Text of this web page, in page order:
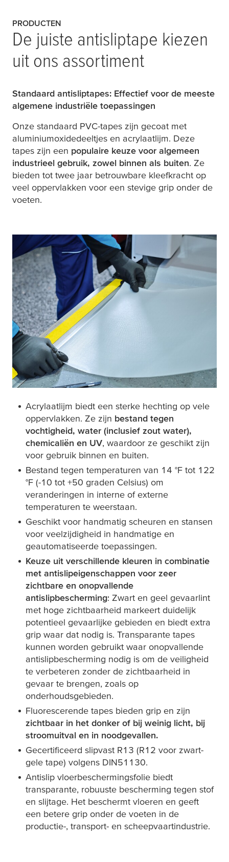
PRODUCTEN
De juiste antisliptape kiezen
uit ons assortiment
Standaard antisliptapes: Effectief voor de meeste
algemene industriële toepassingen
Onze standaard PVC-tapes zijn gecoat met
aluminiumoxidedeeltjes en acrylaatlijm. Deze
tapes zijn een populaire keuze voor algemeen
industrieel gebruik, zowel binnen als buiten. Ze
bieden tot twee jaar betrouwbare kleefkracht op
veel oppervlakken voor een stevige grip onder de
voeten.
Acrylaatlijm biedt een sterke hechting op vele
oppervlakken. Ze zijn bestand tegen
vochtigheid, water (inclusief zout water),
chemicaliën en UV, waardoor ze geschikt zijn
voor gebruik binnen en buiten.
Bestand tegen temperaturen van 14 °F tot 122
°F (-10 tot +50 graden Celsius) om
veranderingen in interne of externe
temperaturen te weerstaan.
Geschikt voor handmatig scheuren en stansen
voor veelzijdigheid in handmatige en
geautomatiseerde toepassingen.
Keuze uit verschillende kleuren in combinatie
met antislipeigenschappen voor zeer
zichtbare en onopvallende
antislipbescherming: Zwart en geel gevaarlint
met hoge zichtbaarheid markeert duidelijk
potentieel gevaarlijke gebieden en biedt extra
grip waar dat nodig is. Transparante tapes
kunnen worden gebruikt waar onopvallende
antislipbescherming nodig is om de veiligheid
te verbeteren zonder de zichtbaarheid in
gevaar te brengen, zoals op
onderhoudsgebieden.
Fluorescerende tapes bieden grip en zijn
zichtbaar in het donker of bij weinig licht, bij
stroomuitval en in noodgevallen.
Gecertificeerd slipvast R13 (R12 voor zwart-
gele tape) volgens DIN51130.
Antislip vloerbeschermingsfolie biedt
transparante, robuuste bescherming tegen stof
en slijtage. Het beschermt vloeren en geeft
een betere grip onder de voeten in de
productie-, transport- en scheepvaartindustrie.